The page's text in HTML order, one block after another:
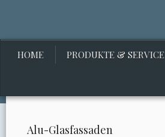
HOME PRODUKTE & SERVICE
Alu-Glasfassaden